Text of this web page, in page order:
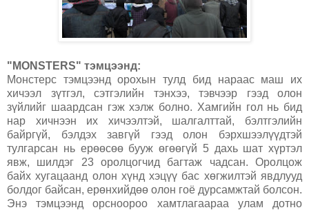
"MONSTERS" тэмцээнд:
Монстерс тэмцээнд орохын тулд бид нараас маш их
хичээл зүтгэл, сэтгэлийн тэнхээ, тэвчээр гээд олон
зүйлийг шаардсан гэж хэлж болно. Хамгийн гол нь бид
нар хичнээн их хичээлтэй, шалгалттай, бэлтгэлийн
байргүй, бэлдэх завгүй гээд олон бэрхшээлүүдтэй
тулгарсан нь ерөөсөө бууж өгөөгүй 5 дахь шат хүртэл
явж, шилдэг 23 оролцогчид багтаж чадсан. Оролцож
байх хугацаанд олон хүнд хэцүү бас хөгжилтэй явдлууд
болдог байсан, ерөнхийдөө олон гоё дурсамжтай болсон.
Энэ тэмцээнд орсноороо хамтлагаараа улам дотно